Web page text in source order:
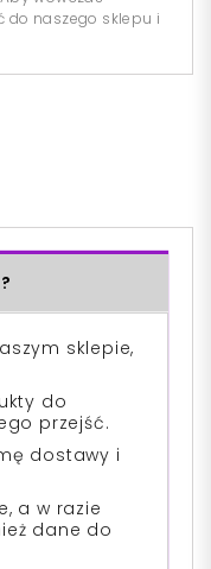
do naszego sklepu i
sklepie,
do
przejść.
dostawy i
a w razie
dane do